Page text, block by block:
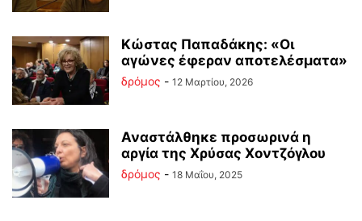
Κώστας Παπαδάκης: «Οι
αγώνες έφεραν αποτελέσματα»
δρόμος - 12 Μαρτίου, 2026
Αναστάλθηκε προσωρινά η
αργία της Χρύσας Χοντζόγλου
δρόμος - 18 Μαΐου, 2025